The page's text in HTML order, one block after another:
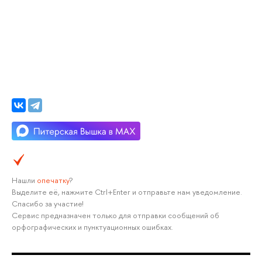
Нашли опечатку?
Выделите её, нажмите Ctrl+Enter и отправьте нам уведомление.
Спасибо за участие!
Сервис предназначен только для отправки сообщений об
орфографических и пунктуационных ошибках.